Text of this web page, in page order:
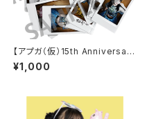
【アプガ（仮）15th Anniversar
y】新衣装 ランダムチェキ
¥1,000